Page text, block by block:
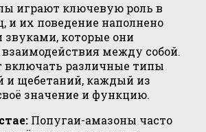
играют ключевую роль в
и их поведение наполнено
звуками, которые они
между собой.
включать различные типы
и щебетаний, каждый из
значение и функцию.
Попугаи-амазоны часто